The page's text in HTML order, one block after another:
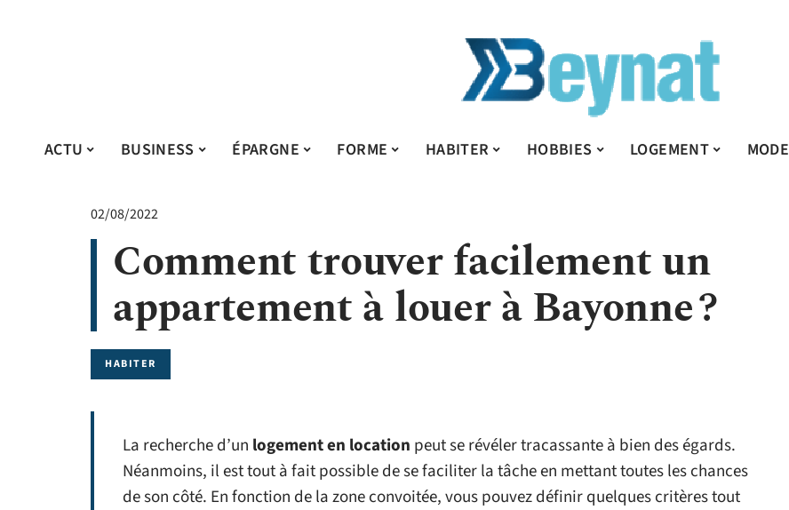
ACTU BUSINESS ÉPARGNE FORME HABITER HOBBIES LOGEMENT MODE
02/08/2022
Comment trouver facilement un
appartement à louer à Bayonne ?
HABITER
La recherche d’un logement en location peut se révéler tracassante à bien des égards.
Néanmoins, il est tout à fait possible de se faciliter la tâche en mettant toutes les chances
de son côté. En fonction de la zone convoitée, vous pouvez définir quelques critères tout